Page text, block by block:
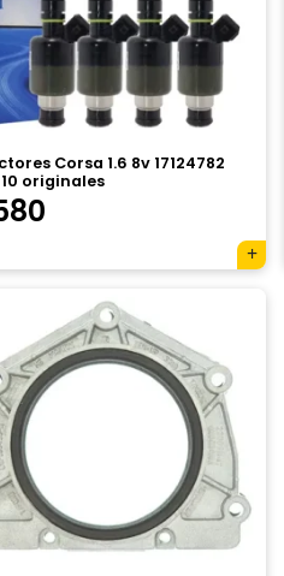
Corsa 1.6 8v 17124782
originales